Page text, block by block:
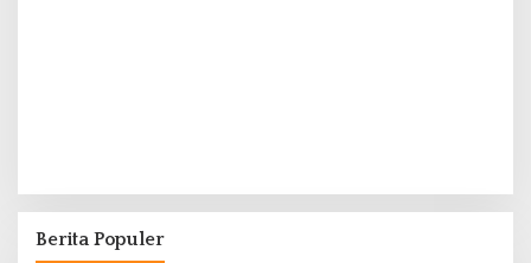
Berita Populer